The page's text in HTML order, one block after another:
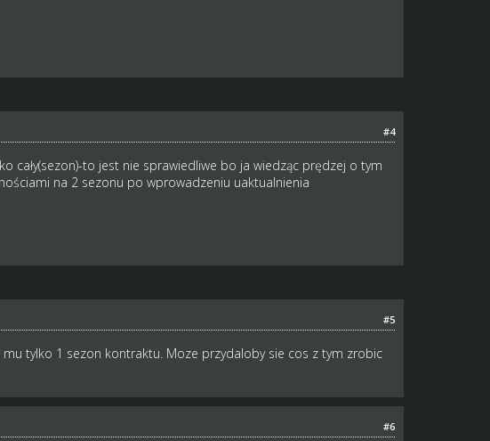
#4
cały(sezon)-to jest nie sprawiedliwe bo ja wiedząc prędzej o tym
na 2 sezonu po wprowadzeniu uaktualnienia
#5
tylko 1 sezon kontraktu. Moze przydaloby sie cos z tym zrobic
#6